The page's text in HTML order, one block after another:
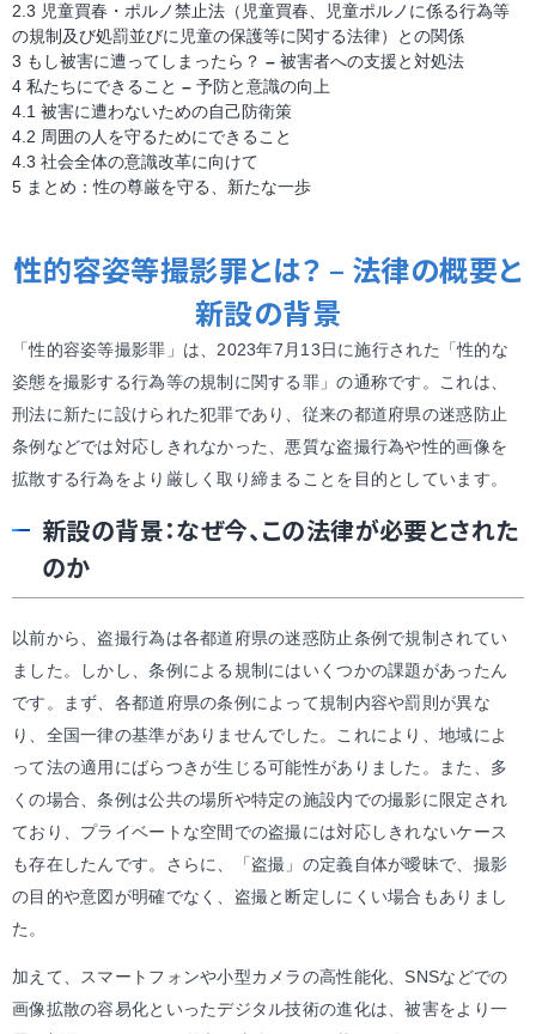
2.3 児童買春・ポルノ禁止法（児童買春、児童ポルノに係る行為等
の規制及び処罰並びに児童の保護等に関する法律）との関係
3 もし被害に遭ってしまったら？ – 被害者への支援と対処法
4 私たちにできること – 予防と意識の向上
4.1 被害に遭わないための自己防衛策
4.2 周囲の人を守るためにできること
4.3 社会全体の意識改革に向けて
5 まとめ：性の尊厳を守る、新たな一歩
性的容姿等撮影罪とは？ – 法律の概要と
新設の背景
「性的容姿等撮影罪」は、2023年7月13日に施行された「性的な
姿態を撮影する行為等の規制に関する罪」の通称です。これは、
刑法に新たに設けられた犯罪であり、従来の都道府県の迷惑防止
条例などでは対応しきれなかった、悪質な盗撮行為や性的画像を
拡散する行為をより厳しく取り締まることを目的としています。
新設の背景：なぜ今、この法律が必要とされた
のか
以前から、盗撮行為は各都道府県の迷惑防止条例で規制されてい
ました。しかし、条例による規制にはいくつかの課題があったん
です。まず、各都道府県の条例によって規制内容や罰則が異な
り、全国一律の基準がありませんでした。これにより、地域によ
って法の適用にばらつきが生じる可能性がありました。また、多
くの場合、条例は公共の場所や特定の施設内での撮影に限定され
ており、プライベートな空間での盗撮には対応しきれないケース
も存在したんです。さらに、「盗撮」の定義自体が曖昧で、撮影
の目的や意図が明確でなく、盗撮と断定しにくい場合もありまし
た。
加えて、スマートフォンや小型カメラの高性能化、SNSなどでの
画像拡散の容易化といったデジタル技術の進化は、被害をより一